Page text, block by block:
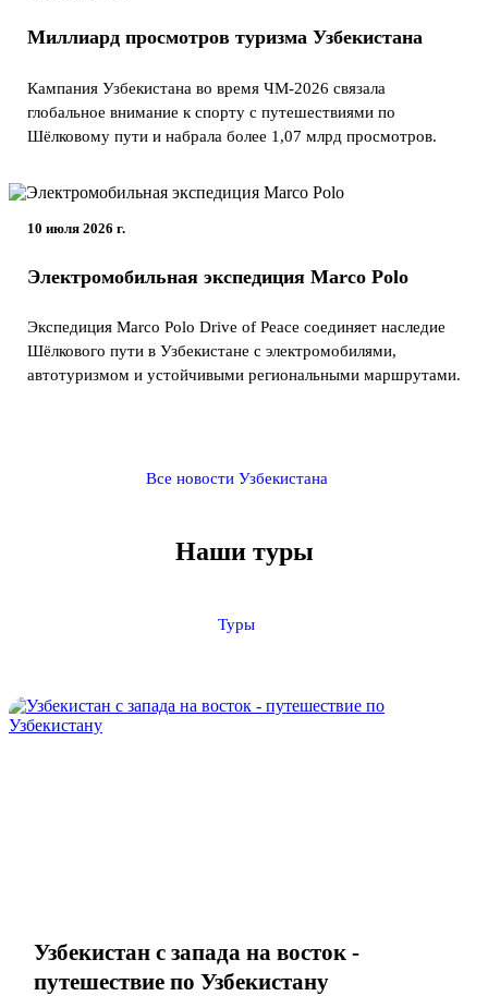
Миллиард просмотров туризма Узбекистана
Кампания Узбекистана во время ЧМ-2026 связала
глобальное внимание к спорту с путешествиями по
Шёлковому пути и набрала более 1,07 млрд просмотров.
10 июля 2026 г.
Электромобильная экспедиция Marco Polo
Экспедиция Marco Polo Drive of Peace соединяет наследие
Шёлкового пути в Узбекистане с электромобилями,
автотуризмом и устойчивыми региональными маршрутами.
Все новости Узбекистана
Наши туры
Туры
Узбекистан с запада на восток -
путешествие по Узбекистану